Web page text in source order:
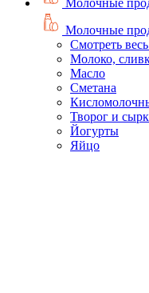
Молочные
Молочные
Смотреть
Молоко,
Масло
Сметана
Творог и
Йогурты
Яйцо